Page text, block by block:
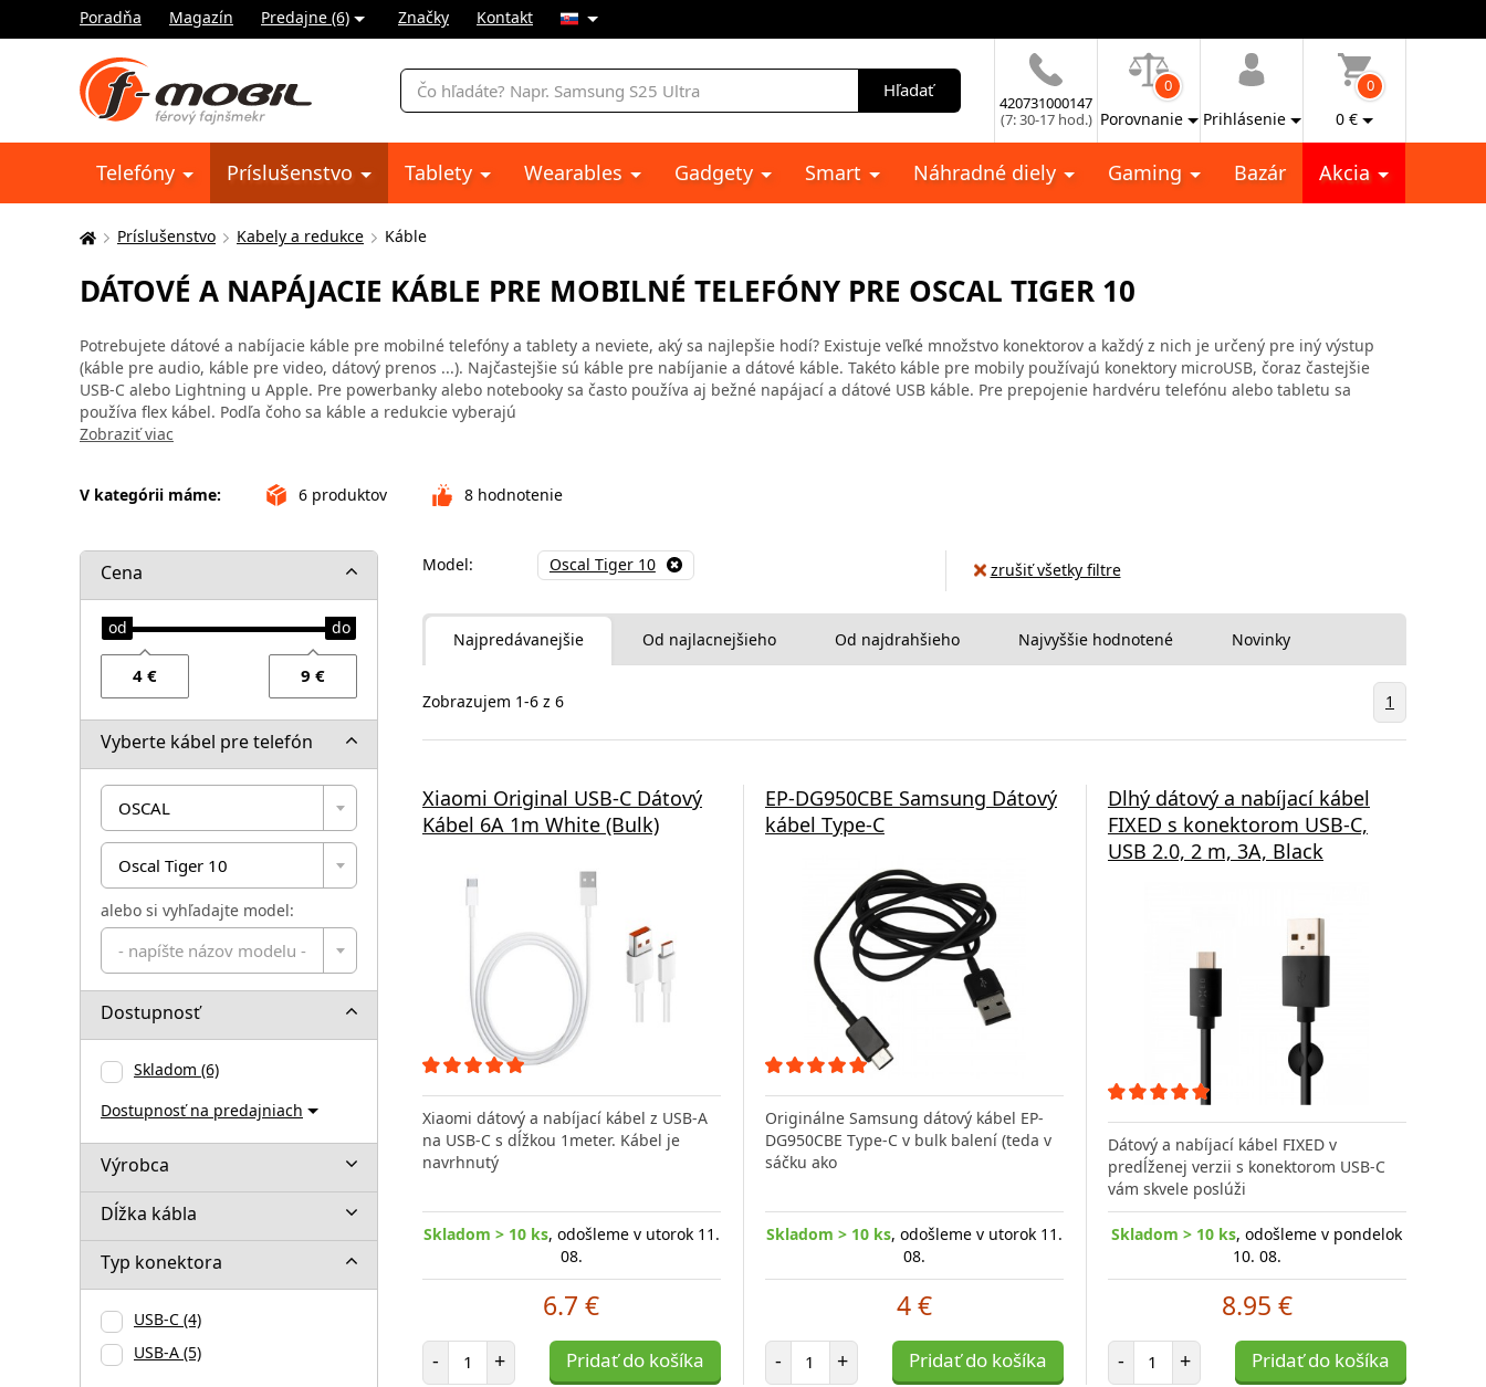
Poradňa Magazín Predajne (6) Značky Kontakt
Vyhľadávanie
Hľadať
420731000147
(7: 30-17 hod.)
0
Porovnanie Prihlásenie
0
0 €
Telefóny Príslušenstvo Tablety Wearables Gadgety Smart Náhradné diely Gaming Bazár Akcia
Tu
nachádzate:
Príslušenstvo Kabely a redukce Káble
DÁTOVÉ A NAPÁJACIE KÁBLE PRE MOBILNÉ TELEFÓNY PRE OSCAL TIGER 10
Potrebujete dátové a nabíjacie káble pre mobilné telefóny a tablety a neviete, aký sa najlepšie hodí? Existuje veľké množstvo konektorov a každý z nich je určený pre iný výstup
(káble pre audio, káble pre video, dátový prenos ...). Najčastejšie sú káble pre nabíjanie a dátové káble. Takéto káble pre mobily používajú konektory microUSB, čoraz častejšie
USB-C alebo Lightning u Apple. Pre powerbanky alebo notebooky sa často používa aj bežné napájací a dátové USB káble. Pre prepojenie hardvéru telefónu alebo tabletu sa
používa flex kábel. Podľa čoho sa káble a redukcie vyberajú
Zobraziť viac
V kategórii máme: 6 produktov 8 hodnotenie
Cena
Vyberte kábel pre telefón
OSCAL
Oscal Tiger 10
alebo si vyhľadajte model:
- napíšte názov modelu -
Dostupnosť
Skladom (6)
Dostupnosť na predajniach
Výrobca
Dĺžka kábla
Typ konektora
USB-C (4)
USB-A (5)
Model: Oscal Tiger 10 zrušiť všetky filtre
Najpredávanejšie Od najlacnejšieho Od najdrahšieho Najvyššie hodnotené Novinky
Zobrazujem 1-6 z 6 1
Xiaomi Original USB-C Dátový
Kábel 6A 1m White (Bulk)
Xiaomi dátový a nabíjací kábel z USB-A
na USB-C s dĺžkou 1meter. Kábel je
navrhnutý
Skladom > 10 ks, odošleme v utorok 11.
08.
6.7 €
- Počet položiek
+ Pridať do košíka
EP-DG950CBE Samsung Dátový
kábel Type-C
Originálne Samsung dátový kábel EP-
DG950CBE Type-C v bulk balení (teda v
sáčku ako
Skladom > 10 ks, odošleme v utorok 11.
08.
4 €
- Počet položiek
+ Pridať do košíka
Dlhý dátový a nabíjací kábel
FIXED s konektorom USB-C,
USB 2.0, 2 m, 3A, Black
Dátový a nabíjací kábel FIXED v
predĺženej verzii s konektorom USB-C
vám skvele poslúži
Skladom > 10 ks, odošleme v pondelok
10. 08.
8.95 €
- Počet položiek
+ Pridať do košíka